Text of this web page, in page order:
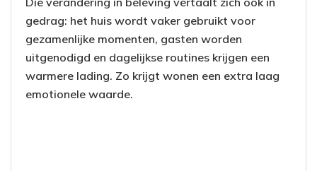
gedrag: het huis wordt vaker gebruikt voor
gezamenlijke momenten, gasten worden
uitgenodigd en dagelijkse routines krijgen een
warmere lading. Zo krijgt wonen een extra laag
emotionele waarde.